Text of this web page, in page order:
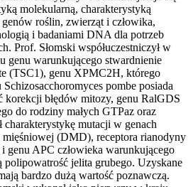
molekularną, charakterystyką
roślin, zwierząt i człowika,
i badaniami DNA dla potrzeb
Prof. Słomski współuczestniczył w
genu warunkującego stwardnienie
(TSC1), genu XPMC2H, którego
Schizosacchoromyces pombe posiada
korekcji błędów mitozy, genu RalGDS
do rodziny małych GTPaz oraz
charakterystykę mutacji w genach
(DMD), receptora rianodyny
genu APC człowieka warunkującego
polipowatrość jelita grubego. Uzyskane
bardzo dużą wartość poznawczą.